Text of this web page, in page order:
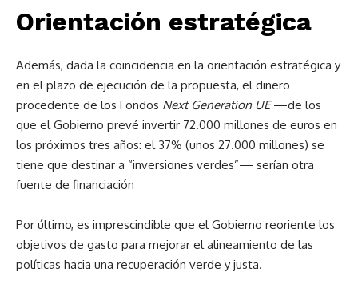
Orientación estratégica
Además, dada la coincidencia en la orientación estratégica y
en el plazo de ejecución de la propuesta, el dinero
procedente de los Fondos Next Generation UE—de los
que el Gobierno prevé invertir 72.000 millones de euros en
los próximos tres años: el 37% (unos 27.000 millones) se
tiene que destinar a “inversiones verdes”— serían otra
fuente de financiación
Por último, es imprescindible que el Gobierno reoriente los
objetivos de gasto para mejorar el alineamiento de las
políticas hacia una recuperación verde y justa.